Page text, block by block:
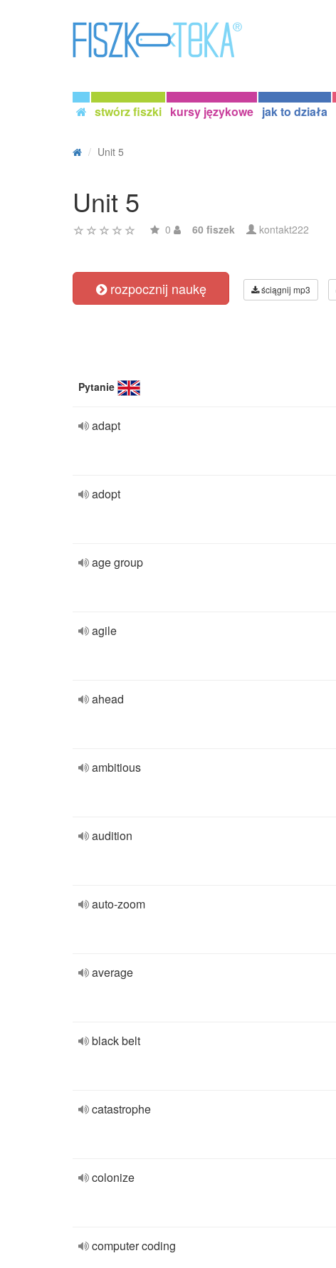
stwórz fiszki kursy językowe jak to działa
Unit 5
Unit 5
0 60 fiszek kontakt222
rozpocznij naukę ściągnij mp3
Pytanie
adapt
adopt
age group
agile
ahead
ambitious
audition
auto-zoom
average
black belt
catastrophe
colonize
computer coding